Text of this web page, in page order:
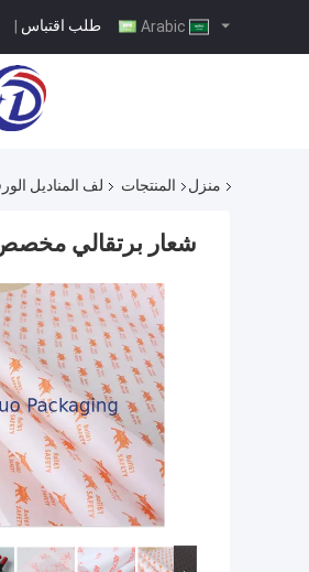
طلب اقتباس |
منزل المنتجات لف المناديل
شعار برتقالي مخصص